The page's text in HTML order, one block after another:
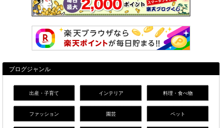
ブログジャンル
出産・子育て インテリア 料理・食べ物
ファッション 園芸 ペット